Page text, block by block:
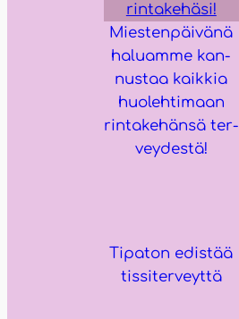
Mies­ten­päi­vä­nä
haluam­me kan­
nus­taa kaik­kia
huo­leh­ti­maan
rin­ta­ke­hän­sä ter­
vey­des­tä!
Tipa­ton edis­tää
tis­si­ter­veyt­tä